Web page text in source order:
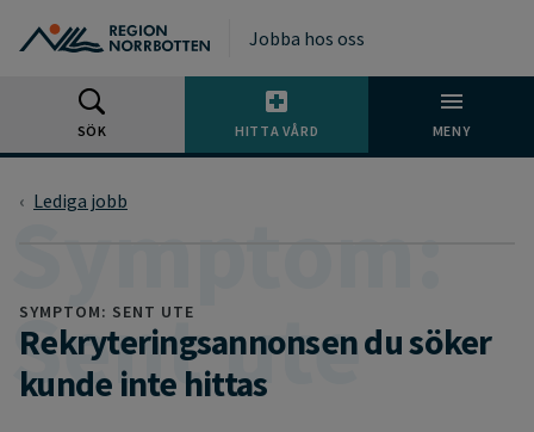
Jobba hos oss
SÖK HITTA VÅRD MENY
Lediga jobb
SYMPTOM: SENT UTE
Rekryteringsannonsen du söker
kunde inte hittas